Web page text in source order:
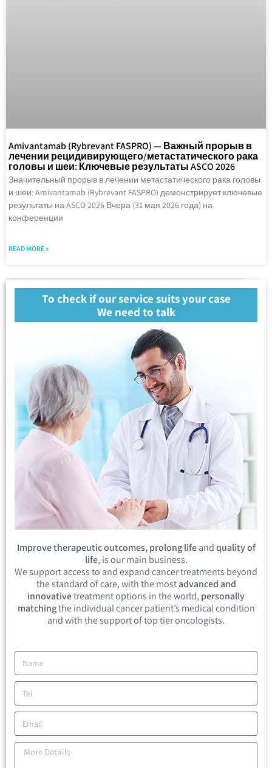
Amivantamab (Rybrevant FASPRO) — Важный прорыв в
лечении рецидивирующего/метастатического рака
головы и шеи: Ключевые результаты ASCO 2026
Значительный прорыв в лечении метастатического рака головы
и шеи: Amivantamab (Rybrevant FASPRO) демонстрирует ключевые
результаты на ASCO 2026 Вчера (31 мая 2026 года) на
конференции
READ MORE »
To check if our service suits your case
We need to talk
Improve therapeutic outcomes, prolong lifeandquality of
life, is our main business.
We support access to and expand cancer treatments beyond
the standard of care, with the mostadvanced and
innovativetreatment options in the world, personally
matchingthe individual cancer patient’s medical condition
and with the support of top tier oncologists.